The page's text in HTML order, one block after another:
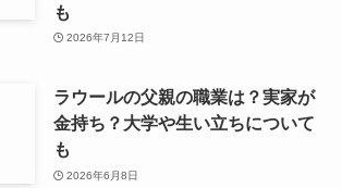
も
2026年7月12日
ラウールの父親の職業は？実家が
金持ち？大学や生い立ちについて
も
2026年6月8日